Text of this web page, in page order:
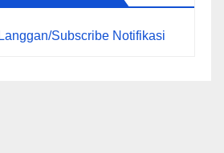
Subscribe Notifikasi